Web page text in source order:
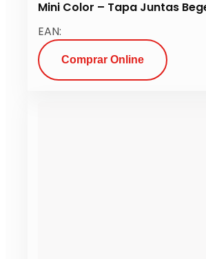
Mini Color – Tapa Juntas
EAN:
Comprar Online